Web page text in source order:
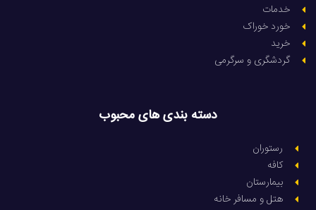
خدمات
خورد خوراک
خرید
گردشگری و سرگرمی
دسته بندی های محبوب
رستوران
کافه
بیمارستان
هتل و مسافر خانه